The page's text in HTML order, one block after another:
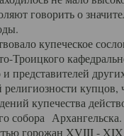
говорить о
купеческое
Троицкого
представителей
купечества
собора Архангельска.
XVIII - XIX